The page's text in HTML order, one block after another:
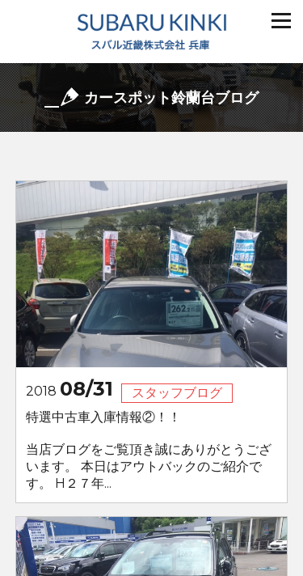
カースポット鈴蘭台ブログ
2018 08/31
スタッフブログ
特選中古車入庫情報②！！
当店ブログをご覧頂き誠にありがとうござ
います。 本日はアウトバックのご紹介で
す。 H２７年...